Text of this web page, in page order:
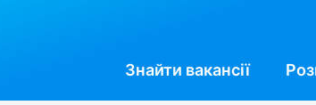
Знайти вакансії